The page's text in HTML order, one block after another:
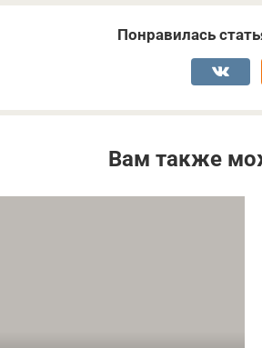
Понравилась
Вам также